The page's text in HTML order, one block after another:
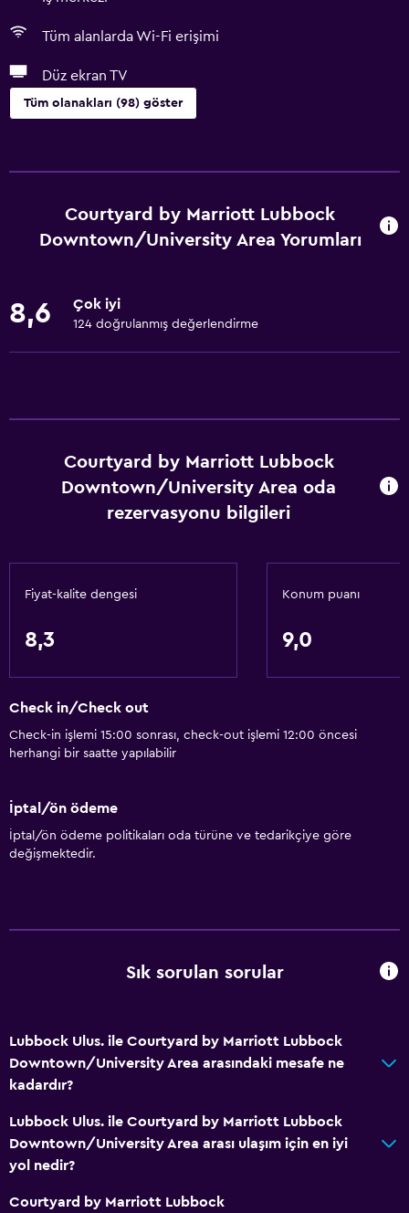
Tüm alanlarda Wi-Fi erişimi
Düz ekran TV
Tüm olanakları (98) göster
Tüm alanlarda Wi-Fi erişimi
Yangın söndürücü
Isıtma
Klimalı
Şampuan
Vücut sabunu
Erişilebilirlik ve uygunluk
Birimin tamamına tekerlekli sandalye ile erişilebilir
Tüysüz yastık
edilebilir.
Artırılmış erişilebilirlik
Engellilere uygun duş
Restoranlar
Özel diyet menüleri (talep üzerine)
Restoran
Bar/Lounge
Konaklama birimlerine yiyecek servisi yapılabilir
Mikrodalga
Courtyard by Marriott Lubbock
Downtown/University Area Yorumları
8,6 Çok iyi
124 doğrulanmış değerlendirme
Courtyard by Marriott Lubbock
Downtown/University Area oda
rezervasyonu bilgileri
Fiyat-kalite dengesi
8,3
Konum puanı
9,0
Check in/Check out
Check-in işlemi 15:00 sonrası, check-out işlemi 12:00 öncesi
herhangi bir saatte yapılabilir
İptal/ön ödeme
İptal/ön ödeme politikaları oda türüne ve tedarikçiye göre
değişmektedir.
Sık sorulan sorular
Lubbock Ulus. ile Courtyard by Marriott Lubbock
Downtown/University Area arasındaki mesafe ne
kadardır?
Lubbock Ulus. ile Courtyard by Marriott Lubbock
Downtown/University Area arası ulaşım için en iyi
yol nedir?
Courtyard by Marriott Lubbock